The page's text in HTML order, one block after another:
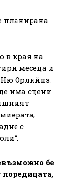
планирана
в края на
месеца и
Орлийнз,
има сцени
с
бе